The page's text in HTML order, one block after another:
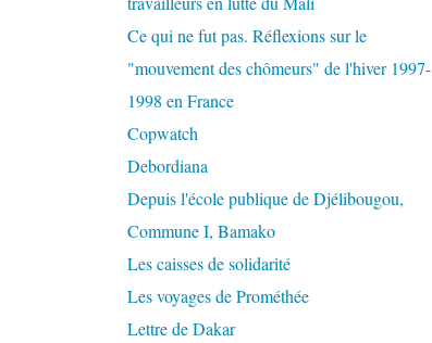
Ce qui ne fut pas. Réflexions sur le
"mouvement des chômeurs" de l'hiver 1997-
1998 en France
Copwatch
Debordiana
Depuis l'école publique de Djélibougou,
Commune I, Bamako
Les caisses de solidarité
Les voyages de Prométhée
Lettre de Dakar